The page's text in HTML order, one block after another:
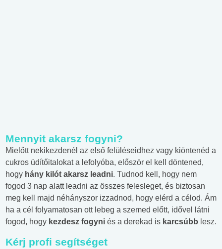
Mennyit akarsz fogyni?
Mielőtt nekikezdenél az első felüléseidhez vagy kiöntenéd a
cukros üdítőitalokat a lefolyóba, először el kell döntened,
hogy hány kilót akarsz leadni. Tudnod kell, hogy nem
fogod 3 nap alatt leadni az összes felesleget, és biztosan
meg kell majd néhányszor izzadnod, hogy elérd a célod. Ám
ha a cél folyamatosan ott lebeg a szemed előtt, idővel látni
fogod, hogy kezdesz fogyni és a derekad is karcsúbb lesz.
Kérj profi segítséget